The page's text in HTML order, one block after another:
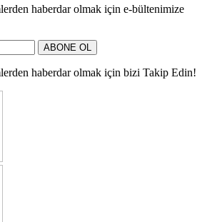
haberdar olmak için e-bültenimize
ABONE OL
haberdar olmak için bizi Takip Edin!